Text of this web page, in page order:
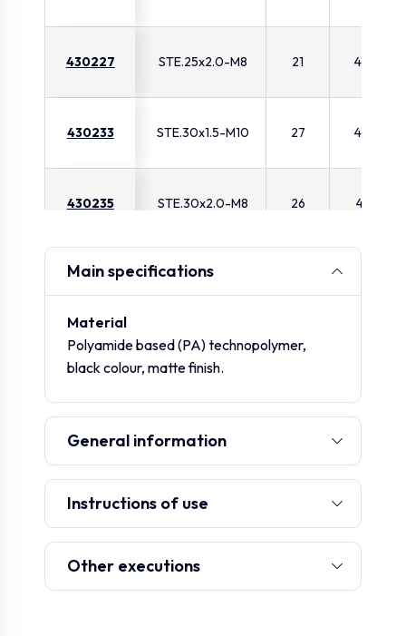
430227 STE.25x2.0-M8 21 43
430233 STE.30x1.5-M10 27 42
430235 STE.30x2.0-M8 26 41
430237 STE.30x2.0-M10
430241 STE.35x2.0-M10 31
430251 STE.40x1.2-M10 37.6 40
40
430255 STE.40x2.0-M10
Main specifications
Material
Polyamide based (PA) technopolymer,
black colour, matte finish.
General information
Instructions of use
Other executions